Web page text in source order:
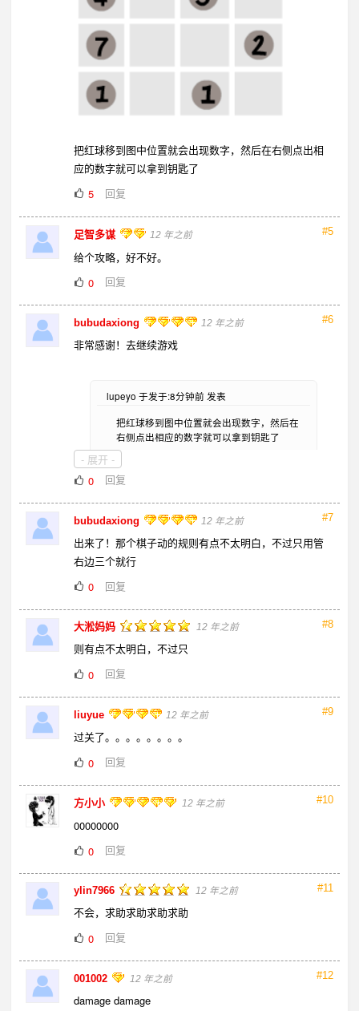
把红球移到图中位置就会出现数字，然后在右侧点出相
应的数字就可以拿到钥匙了
5
回复
#5
足智多谋 12 年之前
给个攻略，好不好。
0
回复
#6
bubudaxiong 12 年之前
非常感谢！去继续游戏
lupeyo 于发于:8分钟前 发表
把红球移到图中位置就会出现数字，然后在
右侧点出相应的数字就可以拿到钥匙了
- 展开 -
0
回复
#7
bubudaxiong 12 年之前
出来了！那个棋子动的规则有点不太明白，不过只用管
右边三个就行
0
回复
#8
大淞妈妈 12 年之前
则有点不太明白，不过只
0
回复
#9
liuyue 12 年之前
过关了。。。。。。。。
0
回复
#10
方小小 12 年之前
00000000
0
回复
#11
ylin7966 12 年之前
不会，求助求助求助求助
0
回复
#12
001002 12 年之前
damage damage